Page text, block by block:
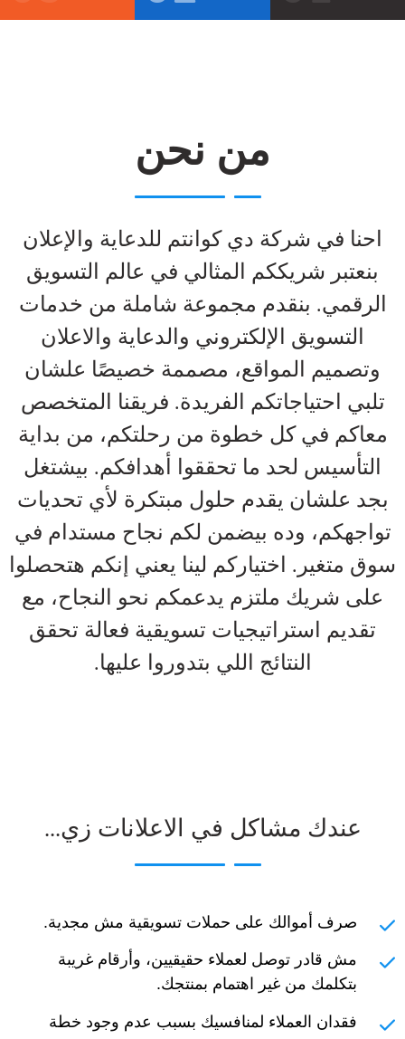
من نحن
احنا في شركة دي كوانتم للدعاية والإعلان
بنعتبر شريككم المثالي في عالم التسويق
الرقمي. بنقدم مجموعة شاملة من خدمات
التسويق الإلكتروني والدعاية والاعلان
وتصميم المواقع، مصممة خصيصًا علشان
تلبي احتياجاتكم الفريدة. فريقنا المتخصص
معاكم في كل خطوة من رحلتكم، من بداية
التأسيس لحد ما تحققوا أهدافكم. بيشتغل
بجد علشان يقدم حلول مبتكرة لأي تحديات
تواجهكم، وده بيضمن لكم نجاح مستدام في
سوق متغير. اختياركم لينا يعني إنكم هتحصلوا
على شريك ملتزم يدعمكم نحو النجاح، مع
تقديم استراتيجيات تسويقية فعالة تحقق
النتائج اللي بتدوروا عليها.
عندك مشاكل في الاعلانات زي...
صرف أموالك على حملات تسويقية مش مجدية.
مش قادر توصل لعملاء حقيقيين، وأرقام غريبة
بتكلمك من غير اهتمام بمنتجك.
فقدان العملاء لمنافسيك بسبب عدم وجود خطة